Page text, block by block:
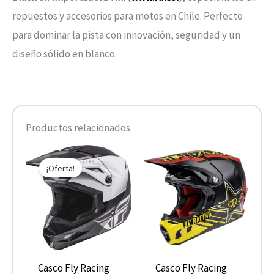
repuestos y accesorios para motos en Chile. Perfecto
para dominar la pista con innovación, seguridad y un
diseño sólido en blanco.
Productos relacionados
¡Oferta!
Casco Fly Racing
El
precio
original
era:
$149.900.
El
precio
actual
es:
$105.000.
Este
producto
tiene
múltiples
variantes.
opcionesCasco Fly Racing
Este
tiene